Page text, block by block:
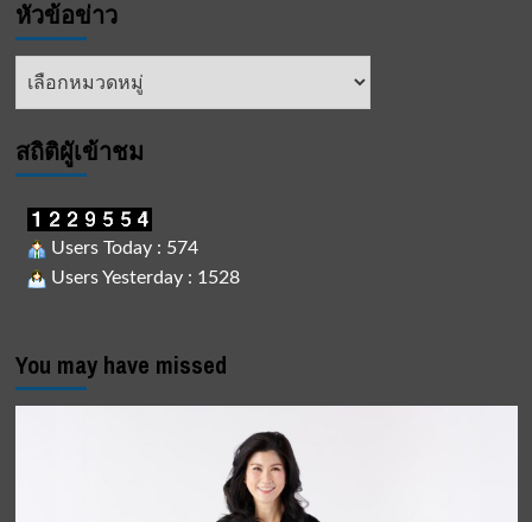
หัวข้อข่าว
หัวข้อ
สถิติผูัเข้าชม
Users Today : 574
Users Yesterday : 1528
You may have missed